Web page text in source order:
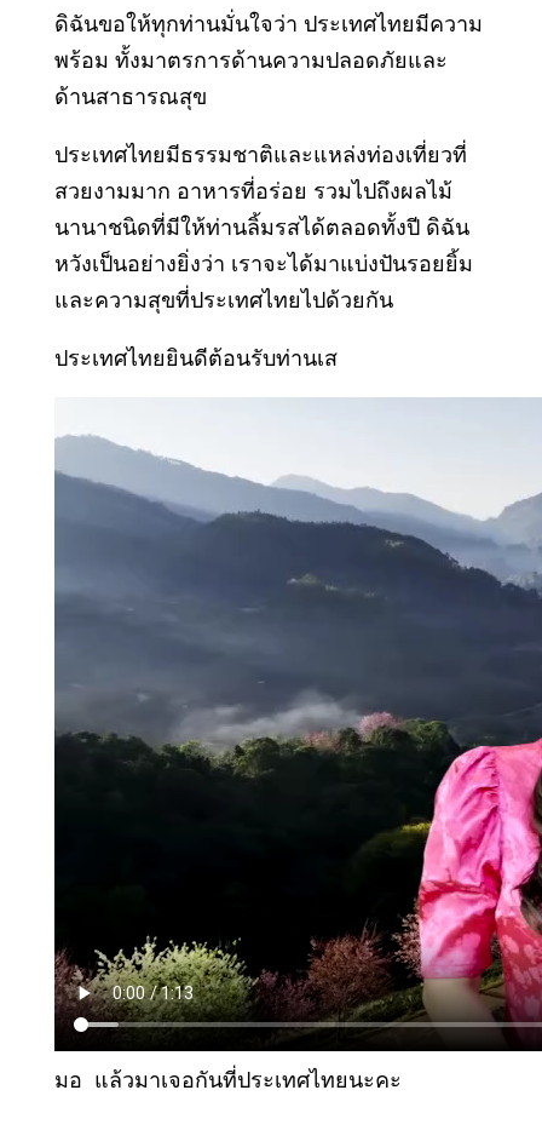
ดิฉันขอให้ทุกท่านมั่นใจว่า ประเทศไทยมีความ
พร้อม ทั้งมาตรการด้านความปลอดภัยและ
ด้านสาธารณสุข
ประเทศไทยมีธรรมชาติและแหล่งท่องเที่ยวที่
สวยงามมาก อาหารที่อร่อย รวมไปถึงผลไม้
นานาชนิดที่มีให้ท่านลิ้มรสได้ตลอดทั้งปี ดิฉัน
หวังเป็นอย่างยิ่งว่า เราจะได้มาแบ่งปันรอยยิ้ม
และความสุขที่ประเทศไทยไปด้วยกัน
ประเทศไทยยินดีต้อนรับท่านเส
มอ แล้วมาเจอกันที่ประเทศไทยนะคะ